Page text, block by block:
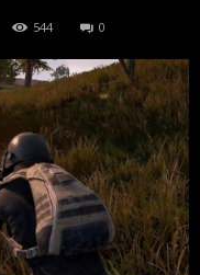
544 0